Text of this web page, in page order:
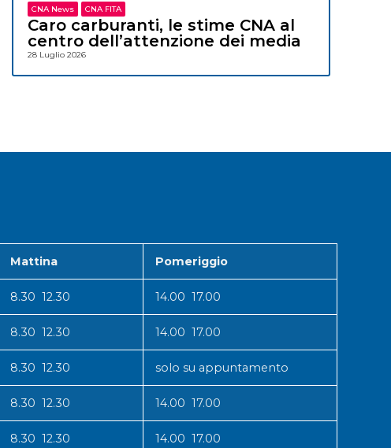
CNA News CNA FITA
Caro carburanti, le stime CNA al
centro dell’attenzione dei media
28 Luglio 2026
Mattina Pomeriggio
8.30 12.30 14.00 17.00
8.30 12.30 14.00 17.00
8.30 12.30 solo su appuntamento
8.30 12.30 14.00 17.00
8.30 12.30 14.00 17.00